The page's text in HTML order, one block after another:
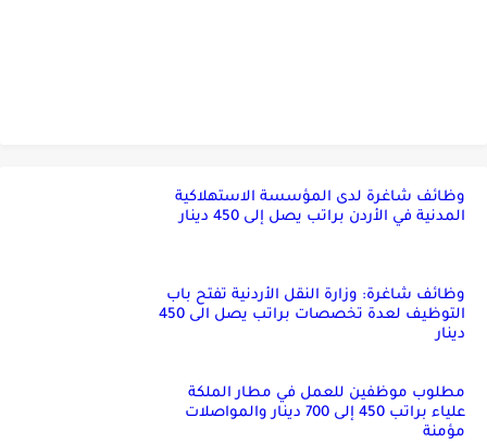
وظائف شاغرة لدى المؤسسة الاستهلاكية
المدنية في الأردن براتب يصل إلى 450 دينار
وظائف شاغرة: وزارة النقل الأردنية تفتح باب
التوظيف لعدة تخصصات براتب يصل الى 450
دينار
مطلوب موظفين للعمل في مطار الملكة
علياء براتب 450 إلى 700 دينار والمواصلات
مؤمنة